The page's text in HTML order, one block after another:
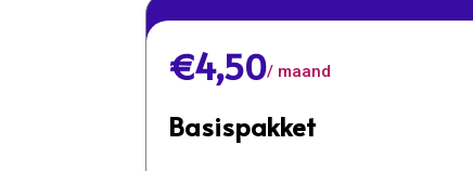
€4,50/ maand
Basispakket